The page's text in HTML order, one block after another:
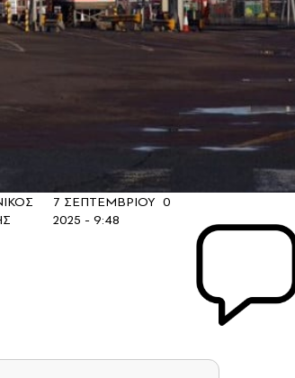
7 ΣΕΠΤΕΜΒΡΙΟΥ
2025 - 9:48
0